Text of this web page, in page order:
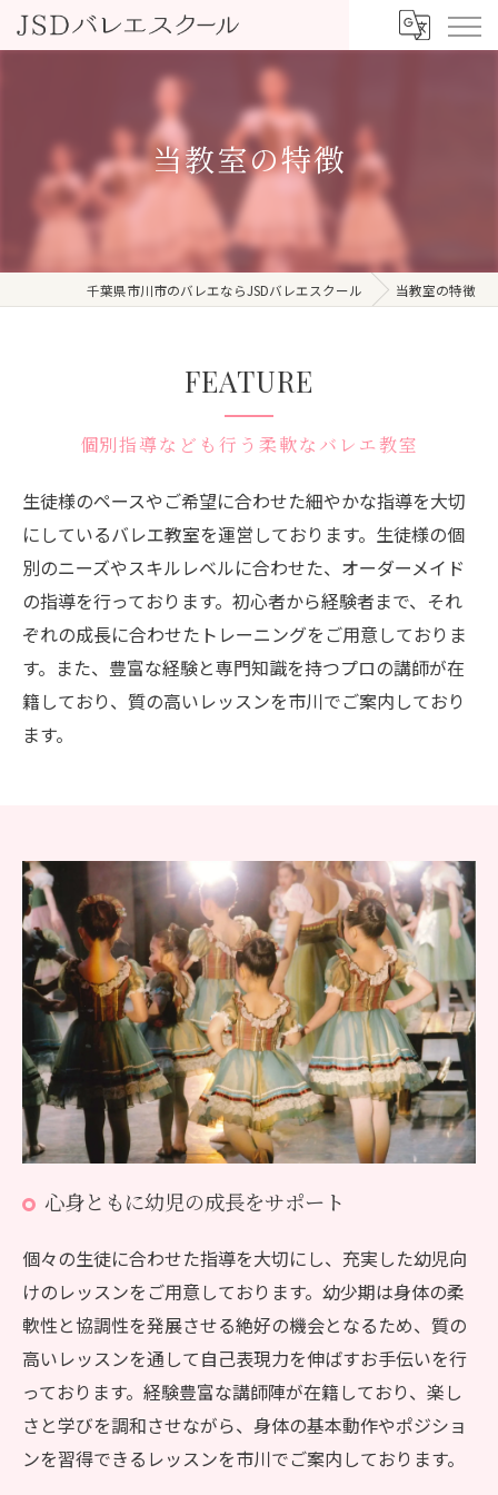
当教室の特徴
千葉県市川市のバレエならJSDバレエスクール 当教室の特徴
個別指導なども行う柔軟なバレエ教室
FEATURE
生徒様のペースやご希望に合わせた細やかな指導を大切
にしているバレエ教室を運営しております。生徒様の個
別のニーズやスキルレベルに合わせた、オーダーメイド
の指導を行っております。初心者から経験者まで、それ
ぞれの成長に合わせたトレーニングをご用意しておりま
す。また、豊富な経験と専門知識を持つプロの講師が在
籍しており、質の高いレッスンを市川でご案内しており
ます。
心身ともに幼児の成長をサポート
個々の生徒に合わせた指導を大切にし、充実した幼児向
けのレッスンをご用意しております。幼少期は身体の柔
軟性と協調性を発展させる絶好の機会となるため、質の
高いレッスンを通して自己表現力を伸ばすお手伝いを行
っております。経験豊富な講師陣が在籍しており、楽し
さと学びを調和させながら、身体の基本動作やポジショ
ンを習得できるレッスンを市川でご案内しております。